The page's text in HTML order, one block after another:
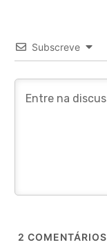
Subscreve
2 COMENTÁRIOS